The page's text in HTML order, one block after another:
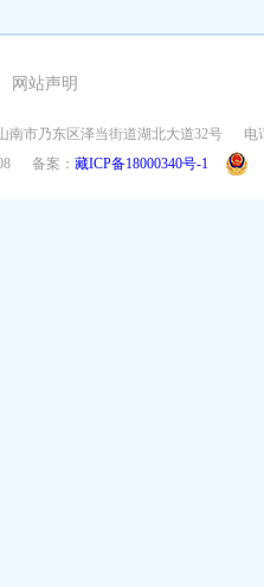
网站声明
南市乃东区泽当街道湖北大道32号
电
备案： 藏ICP备18000340号-1